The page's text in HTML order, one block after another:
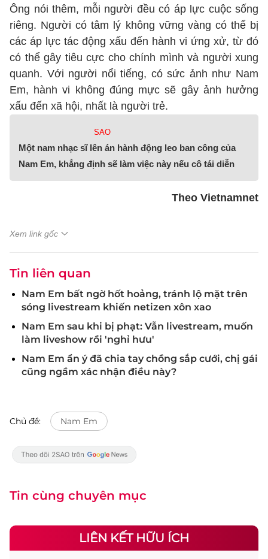
Ông nói thêm, mỗi người đều có áp lực cuộc sống
riêng. Người có tâm lý không vững vàng có thể bị
các áp lực tác động xấu đến hành vi ứng xử, từ đó
có thể gây tiêu cực cho chính mình và người xung
quanh. Với người nổi tiếng, có sức ảnh như Nam
Em, hành vi không đúng mực sẽ gây ảnh hưởng
xấu đến xã hội, nhất là người trẻ.
SAO
Một nam nhạc sĩ lên án hành động leo ban công của
Nam Em, khẳng định sẽ làm việc này nếu cô tái diễn
Theo Vietnamnet
Xem link gốc
Tin liên quan
Nam Em bất ngờ hốt hoảng, tránh lộ mặt trên
sóng livestream khiến netizen xôn xao
Nam Em sau khi bị phạt: Vẫn livestream, muốn
làm liveshow rồi 'nghỉ hưu'
Nam Em ẩn ý đã chia tay chồng sắp cưới, chị gái
cũng ngầm xác nhận điều này?
Chủ đề: Nam Em
Tin cùng chuyên mục
LIÊN KẾT HỮU ÍCH